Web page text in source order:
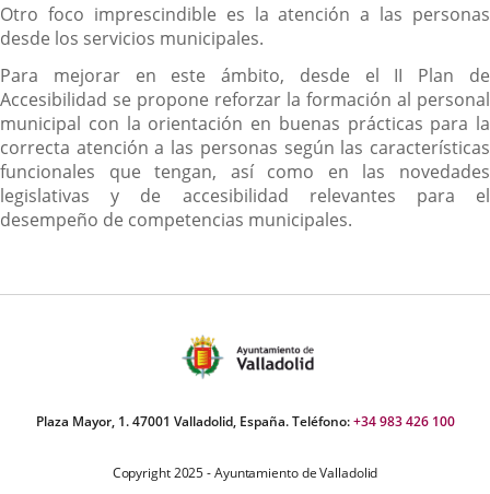
Otro foco imprescindible es la atención a las personas
desde los servicios municipales.
Para mejorar en este ámbito, desde el II Plan de
Accesibilidad se propone reforzar la formación al personal
municipal con la orientación en buenas prácticas para la
correcta atención a las personas según las características
funcionales que tengan, así como en las novedades
legislativas y de accesibilidad relevantes para el
desempeño de competencias municipales.
Plaza Mayor, 1. 47001 Valladolid, España. Teléfono:+34 983 426 100
Copyright 2025 - Ayuntamiento de Valladolid